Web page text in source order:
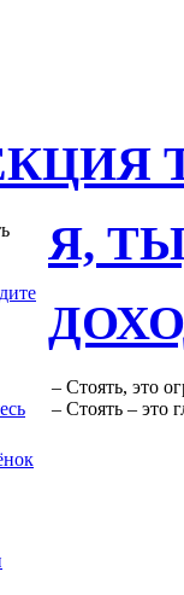
Я,
– Стоять, это
– Стоять – это